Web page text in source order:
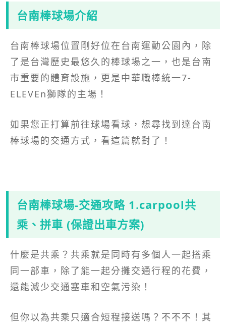
台南棒球場介紹
台南棒球場位置剛好位在台南運動公園內，除
了是台灣歷史最悠久的棒球場之一，也是台南
市重要的體育設施，更是中華職棒統一7-
ELEVEn獅隊的主場！
如果您正打算前往球場看球，想尋找到達台南
棒球場的交通方式，看這篇就對了！
台南棒球場-交通攻略 1.carpool共
乘、拼車 (保證出車方案)
什麼是共乘？共乘就是同時有多個人一起搭乘
同一部車，除了能一起分攤交通行程的花費，
還能減少交通塞車和空氣污染！
但你以為共乘只適合短程接送嗎？不不不！其